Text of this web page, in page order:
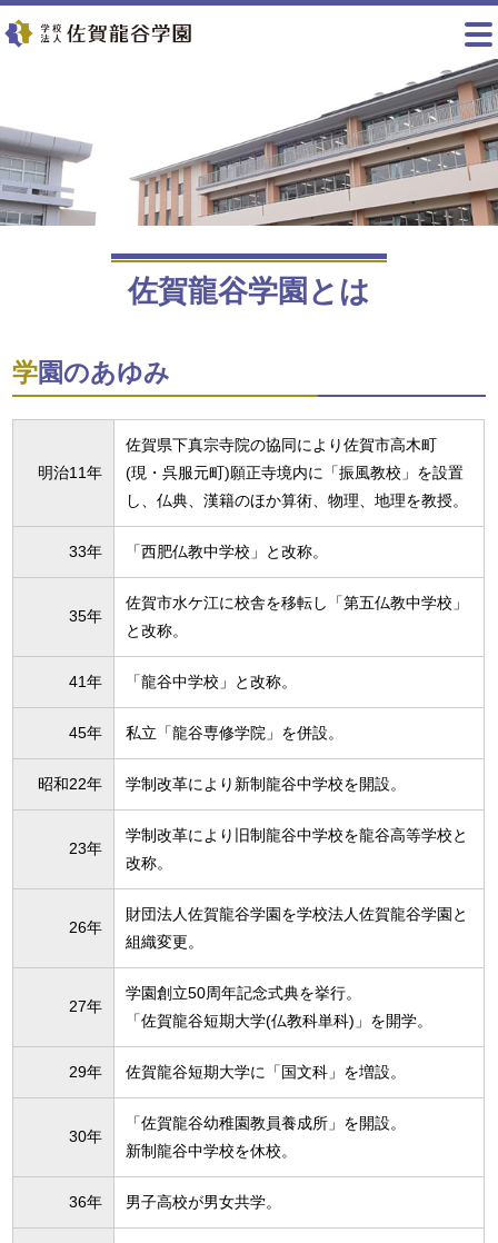
佐賀龍谷学園とは
学園のあゆみ
明治11年
佐賀県下真宗寺院の協同により佐賀市高木町
(現・呉服元町)願正寺境内に「振風教校」を設置
し、仏典、漢籍のほか算術、物理、地理を教授。
33年 「西肥仏教中学校」と改称。
35年
佐賀市水ケ江に校舎を移転し「第五仏教中学校」
と改称。
41年 「龍谷中学校」と改称。
45年 私立「龍谷専修学院」を併設。
昭和22年 学制改革により新制龍谷中学校を開設。
23年
学制改革により旧制龍谷中学校を龍谷高等学校と
改称。
26年
財団法人佐賀龍谷学園を学校法人佐賀龍谷学園と
組織変更。
27年
学園創立50周年記念式典を挙行。
「佐賀龍谷短期大学(仏教科単科)」を開学。
29年 佐賀龍谷短期大学に「国文科」を増設。
30年
「佐賀龍谷幼稚園教員養成所」を開設。
新制龍谷中学校を休校。
36年 男子高校が男女共学。